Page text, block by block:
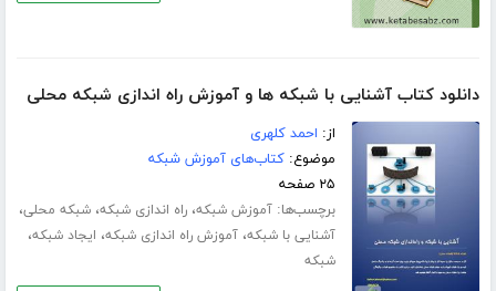
دانلود کتاب آشنایی با شبکه ها و آموزش راه اندازی شبکه محلی
از: احمد کلهری
موضوع:کتاب‌های آموزش شبکه
۲۵ صفحه
برچسب‌ها:آموزش شبکه،راه اندازی شبکه،شبکه محلی،
آشنایی با شبکه،آموزش راه اندازی شبکه، ایجاد شبکه،
شبکه